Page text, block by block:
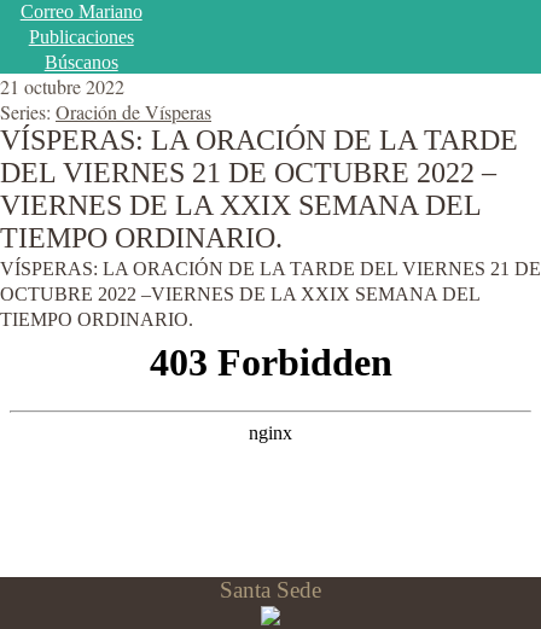
Correo Mariano
Publicaciones
Búscanos
21 octubre 2022
Series: Oración de Vísperas
VÍSPERAS: LA ORACIÓN DE LA TARDE
DEL VIERNES 21 DE OCTUBRE 2022 –
VIERNES DE LA XXIX SEMANA DEL
TIEMPO ORDINARIO.
VÍSPERAS: LA ORACIÓN DE LA TARDE DEL VIERNES 21 DE
OCTUBRE 2022 –VIERNES DE LA XXIX SEMANA DEL
TIEMPO ORDINARIO.
Santa Sede